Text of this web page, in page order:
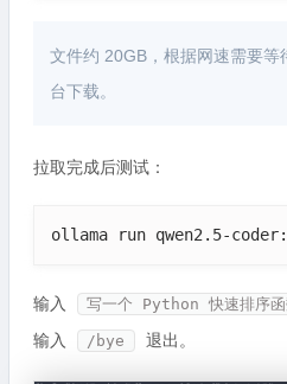
文件约 20GB，根据网速需要
台下载。
拉取完成后测试：
ollama run qwen2.5-
输入 写一个 Python 快速排序函
输入
/bye 退出。